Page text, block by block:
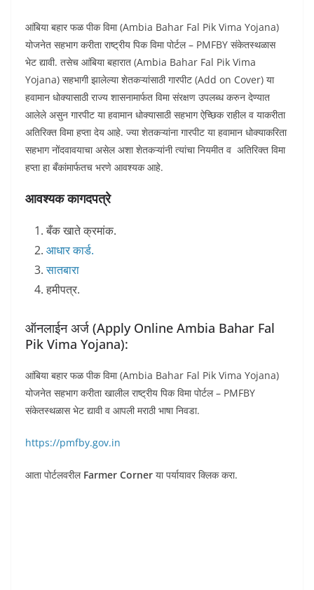
आंबिया बहार फळ पीक विमा (Ambia Bahar Fal Pik Vima Yojana)
योजनेत सहभाग करीता राष्ट्रीय पिक विमा पोर्टल – PMFBY संकेतस्थळास
भेट द्यावी. तसेच आंबिया बहारात (Ambia Bahar Fal Pik Vima
Yojana) सहभागी झालेल्या शेतकऱ्यांसाठी गारपीट (Add on Cover) या
हवामान धोक्यासाठी राज्य शासनामार्फत विमा संरक्षण उपलब्ध करुन देण्यात
आलेले असुन गारपीट या हवामान धोक्यासाठी सहभाग ऐच्छिक राहील व याकरीता
अतिरिक्त विमा हप्ता देय आहे. ज्या शेतकऱ्यांना गारपीट या हवामान धोक्याकरिता
सहभाग नोंदवावयाचा असेल अशा शेतकऱ्यांनी त्यांचा नियमीत व अतिरिक्त विमा
हप्ता हा बँकांमार्फतच भरणे आवश्यक आहे.
आवश्यक कागदपत्रे
बँक खाते क्रमांक.
आधार कार्ड.
सातबारा
हमीपत्र.
ऑनलाईन अर्ज (Apply Online Ambia Bahar Fal
Pik Vima Yojana):
आंबिया बहार फळ पीक विमा (Ambia Bahar Fal Pik Vima Yojana)
योजनेत सहभाग करीता खालील राष्ट्रीय पिक विमा पोर्टल – PMFBY
संकेतस्थळास भेट द्यावी व आपली मराठी भाषा निवडा.
https://pmfby.gov.in
आता पोर्टलवरील Farmer Corner या पर्यायावर क्लिक करा.